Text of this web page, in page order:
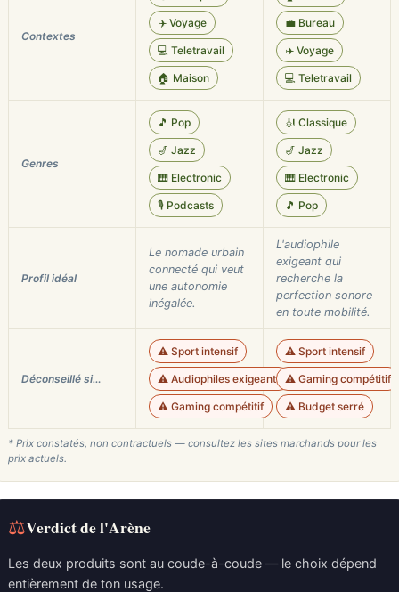
Contextes
✈️ Voyage
💻 Teletravail
🏠 Maison
💼 Bureau
✈️ Voyage
💻 Teletravail
Genres
🎵 Pop
🎷 Jazz
🎹 Electronic
🎙️ Podcasts
🎻 Classique
🎷 Jazz
🎹 Electronic
🎵 Pop
Profil idéal
Le nomade urbain
connecté qui veut
une autonomie
inégalée.
L'audiophile
exigeant qui
recherche la
perfection sonore
en toute mobilité.
Déconseillé si…
⚠️ Sport intensif
⚠️ Audiophiles exigeants
⚠️ Gaming compétitif
⚠️ Sport intensif
⚠️ Gaming compétitif
⚠️ Budget serré
* Prix constatés, non contractuels — consultez les sites marchands pour les
prix actuels.
⚖Verdict de l'Arène
Les deux produits sont au coude-à-coude — le choix dépend
entièrement de ton usage.